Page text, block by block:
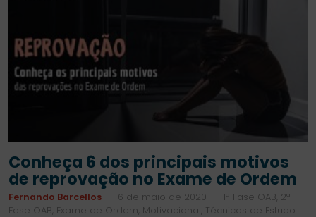
Conheça 6 dos principais motivos
de reprovação no Exame de Ordem
Fernando Barcellos 6 de maio de 2020
1ª Fase OAB, 2ª
Fase OAB, Exame de Ordem, Motivacional, Técnicas de Estudo